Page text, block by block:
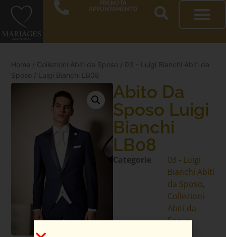
PRENOTA
APPUNTAMENTO
Home / Collezioni Abiti da Sposo / 03 - Luigi Bianchi Abiti da
Sposo / Luigi Bianchi LB08
Abito Da
Sposo Luigi
Bianchi
LB08
Categorie
03 - Luigi
Bianchi Abiti
da Sposo
Collezioni
Abiti da
Sposo